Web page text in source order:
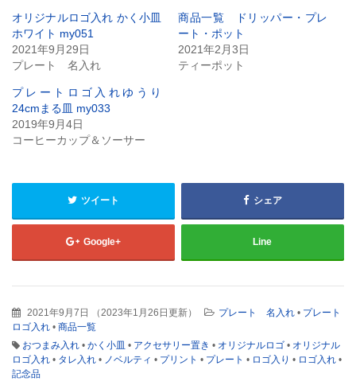
有
(新
し
い
ウ
ィ
ウ
で
開
き
ま
す)
リ
ッ
ク
し
て
く
さ
い
(新
し
い
ウ
ィ
ウ
開
ま
オリジナルロゴ入れ かく小皿
ホワイト my051
2021年9月29日
プレート 名入れ
商品一覧 ドリッパー・プレ
ート・ポット
2021年2月3日
ティーポット
プレートロゴ入れゆうり
24cmまる皿 my033
2019年9月4日
コーヒーカップ＆ソーサー
ツイート シェア
Google+ Line
2021年9月7日 （2023年1月26日更新） プレート 名入れ • プレート
ロゴ入れ • 商品一覧
おつまみ入れ • かく小皿 • アクセサリー置き • オリジナルロゴ • オリジナル
ロゴ入れ • タレ入れ • ノベルティ • プリント • プレート • ロゴ入り • ロゴ入れ •
記念品